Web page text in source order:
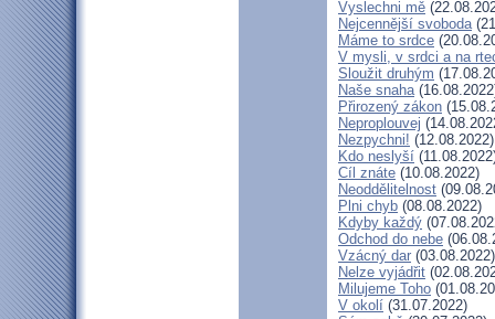
Vyslechni mě
Nejcennější svoboda
Máme to srdce
V mysli, v srdci a na
Sloužit druhým
Naše snaha
Přirozený zákon
Neproplouvej
Nezpychni! (12.08.2022)
Kdo neslyší
Cíl znáte (10.08.2022)
Neoddělitelnost
Plni chyb (08.08.2022)
Kdyby každý
Odchod do nebe
Vzácný dar (03.08.2022)
Nelze vyjádřit
Milujeme Toho
V okolí (31.07.2022)